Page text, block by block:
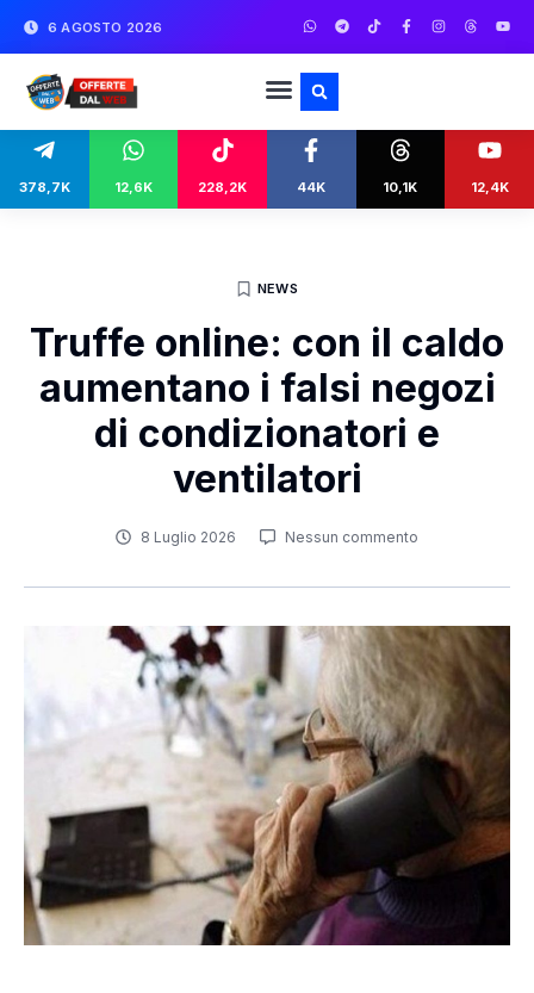
6 AGOSTO 2026
378,7K 12,6K 228,2K 44K 10,1K 12,4K
NEWS
Truffe online: con il caldo
aumentano i falsi negozi
di condizionatori e
ventilatori
8 Luglio 2026 Nessun commento